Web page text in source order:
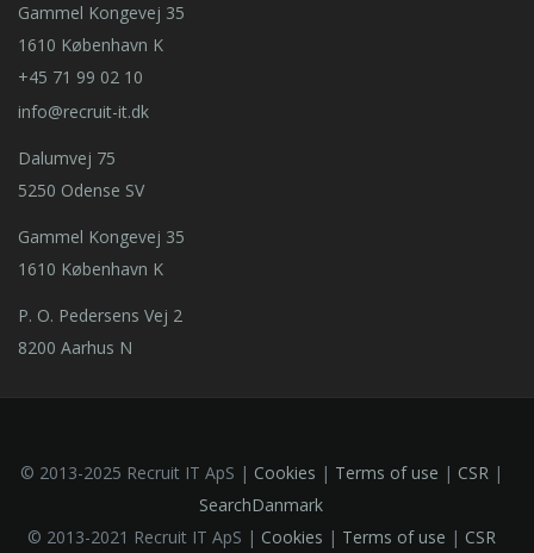
Gammel Kongevej 35
1610 København K
+45 71 99 02 10
info@recruit-it.dk
Dalumvej 75
5250 Odense SV
Gammel Kongevej 35
1610 København K
P. O. Pedersens Vej 2
8200 Aarhus N
© 2013-2025 Recruit IT ApS | Cookies | Terms of use | CSR|
SearchDanmark
© 2013-2021 Recruit IT ApS | Cookies | Terms of use | CSR